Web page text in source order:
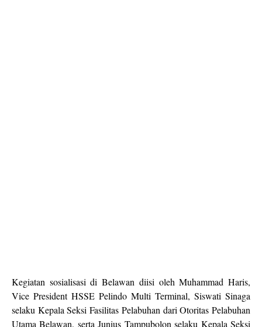
Kegiatan sosialisasi di Belawan diisi oleh Muhammad Haris,
Vice President HSSE Pelindo Multi Terminal, Siswati Sinaga
selaku Kepala Seksi Fasilitas Pelabuhan dari Otoritas Pelabuhan
Utama Belawan, serta Junius Tampubolon selaku Kepala Seksi